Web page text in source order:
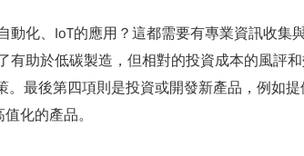
化、IoT的應用？這都需要有專業資訊收集與
助於低碳製造，但相對的投資成本的風評
最後第四項則是投資或開發新產品，例如
化的產品。